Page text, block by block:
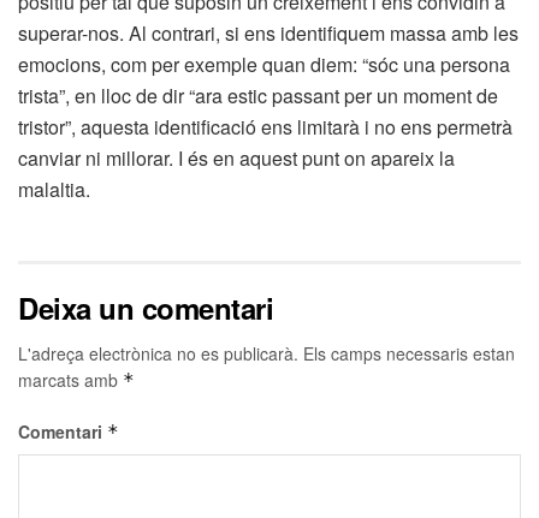
superar-nos. Al contrari, si ens identifiquem massa amb les
emocions, com per exemple quan diem: “sóc una persona
trista”, en lloc de dir “ara estic passant per un moment de
tristor”, aquesta identificació ens limitarà i no ens permetrà
canviar ni millorar. I és en aquest punt on apareix la
malaltia.
Deixa un comentari
L'adreça electrònica no es publicarà. Els camps necessaris estan
marcats amb *
Comentari *